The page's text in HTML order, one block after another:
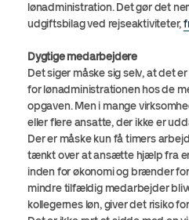
lønadministration. Det gør det
udgiftsbilag ved rejseaktiviteter,
Dygtige medarbejdere
Det siger måske sig selv, at det
for lønadministrationen hos de
opgaven. Men i mange
eller flere ansatte, der ikke er
Der er måske kun få timers
tænkt over at ansætte hjælp fra
inden for økonomi og brænder
mindre tilfældig medarbejder
kollegernes løn, giver det risiko